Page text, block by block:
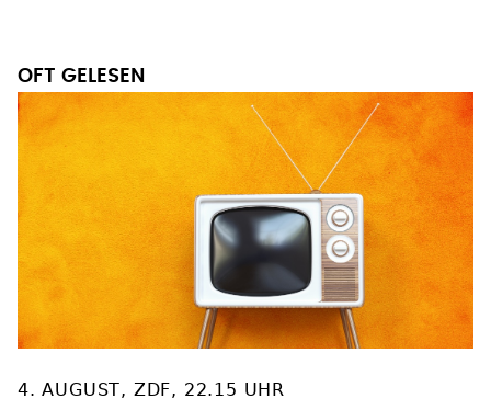
OFT GELESEN
4. AUGUST, ZDF, 22.15 UHR